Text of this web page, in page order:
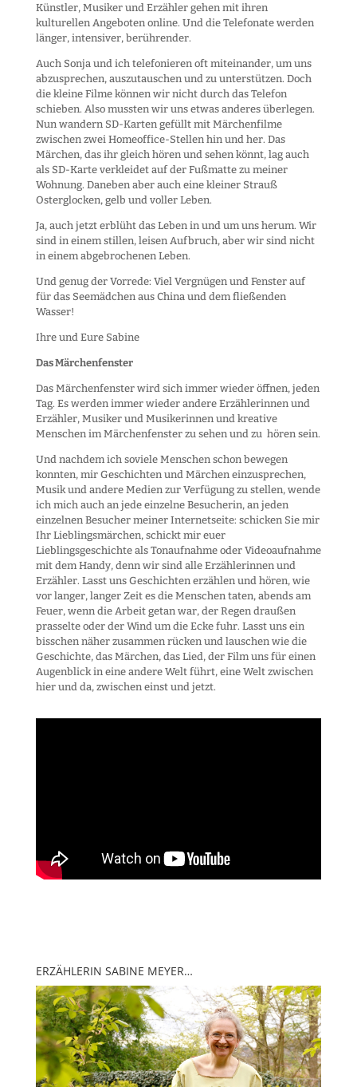
Künstler, Musiker und Erzähler gehen mit ihren
kulturellen Angeboten online. Und die Telefonate werden
länger, intensiver, berührender.
Auch Sonja und ich telefonieren oft miteinander, um uns
abzusprechen, auszutauschen und zu unterstützen. Doch
die kleine Filme können wir nicht durch das Telefon
schieben. Also mussten wir uns etwas anderes überlegen.
Nun wandern SD-Karten gefüllt mit Märchenfilme
zwischen zwei Homeoffice-Stellen hin und her. Das
Märchen, das ihr gleich hören und sehen könnt, lag auch
als SD-Karte verkleidet auf der Fußmatte zu meiner
Wohnung. Daneben aber auch eine kleiner Strauß
Osterglocken, gelb und voller Leben.
Ja, auch jetzt erblüht das Leben in und um uns herum. Wir
sind in einem stillen, leisen Aufbruch, aber wir sind nicht
in einem abgebrochenen Leben.
Und genug der Vorrede: Viel Vergnügen und Fenster auf
für das Seemädchen aus China und dem fließenden
Wasser!
Ihre und Eure Sabine
Das Märchenfenster
Das Märchenfenster wird sich immer wieder öffnen, jeden
Tag. Es werden immer wieder andere Erzählerinnen und
Erzähler, Musiker und Musikerinnen und kreative
Menschen im Märchenfenster zu sehen und zu hören sein.
Und nachdem ich soviele Menschen schon bewegen
konnten, mir Geschichten und Märchen einzusprechen,
Musik und andere Medien zur Verfügung zu stellen, wende
ich mich auch an jede einzelne Besucherin, an jeden
einzelnen Besucher meiner Internetseite: schicken Sie mir
Ihr Lieblingsmärchen, schickt mir euer
Lieblingsgeschichte als Tonaufnahme oder Videoaufnahme
mit dem Handy, denn wir sind alle Erzählerinnen und
Erzähler. Lasst uns Geschichten erzählen und hören, wie
vor langer, langer Zeit es die Menschen taten, abends am
Feuer, wenn die Arbeit getan war, der Regen draußen
prasselte oder der Wind um die Ecke fuhr. Lasst uns ein
bisschen näher zusammen rücken und lauschen wie die
Geschichte, das Märchen, das Lied, der Film uns für einen
Augenblick in eine andere Welt führt, eine Welt zwischen
hier und da, zwischen einst und jetzt.
ERZÄHLERIN SABINE MEYER…